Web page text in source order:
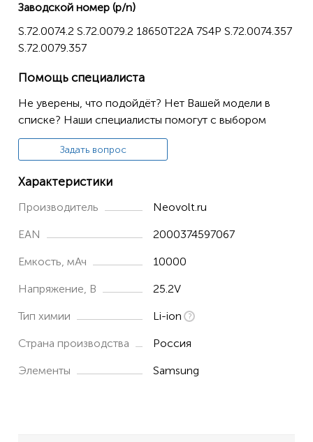
IMOPXL.FCT.2507C
Заводской номер (p/n)
S.72.0074.2 S.72.0079.2 18650T22A 7S4P S.72.0074.357
S.72.0079.357
Помощь специалиста
Не уверены, что подойдёт? Нет Вашей модели в
списке? Наши специалисты помогут с выбором
Задать вопрос
Характеристики
Производитель Neovolt.ru
EAN 2000374597067
Емкость, мАч 10000
Напряжение, В 25.2V
Тип химии Li-ion
Страна производства Россия
Элементы Samsung